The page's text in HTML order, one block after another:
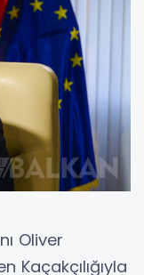
Oliver
Kaçakçılığıyla